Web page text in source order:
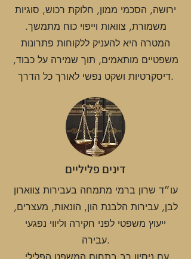
ירושה, הסכמי ממון, חלוקת רכוש, סוגיות
משמורת, צוואות וייפוי כוח מתמשך.
המטרה היא להעניק ללקוחות פתרונות
משפטיים מותאמים, תוך שמירה על כבוד,
דיסקרטיות ושקט נפשי לאורך כל הדרך.
דינים פליליים
עו״ד שרון ברמי מתמחה בעבירות צווארון
לבן, עבירות הלבנת הון, הונאות, מעצרים,
ייעוץ משפטי לפני חקירה וליווי נפגעי
עבירה.